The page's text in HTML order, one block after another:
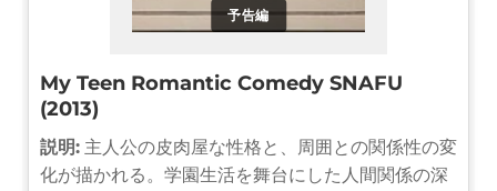
予告編
My Teen Romantic Comedy SNAFU
(2013)
説明: 主人公の皮肉屋な性格と、周囲との関係性の変
化が描かれる。学園生活を舞台にした人間関係の深